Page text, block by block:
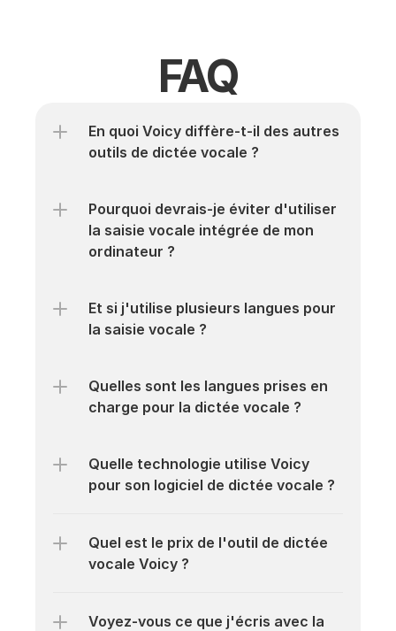
FAQ
En quoi Voicy diffère-t-il des autres
outils de dictée vocale ?
Pourquoi devrais-je éviter d'utiliser
la saisie vocale intégrée de mon
ordinateur ?
Et si j'utilise plusieurs langues pour
la saisie vocale ?
Quelles sont les langues prises en
charge pour la dictée vocale ?
Quelle technologie utilise Voicy
pour son logiciel de dictée vocale ?
Quel est le prix de l'outil de dictée
vocale Voicy ?
Voyez-vous ce que j'écris avec la